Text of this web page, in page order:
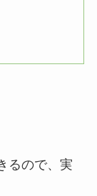
るので、実